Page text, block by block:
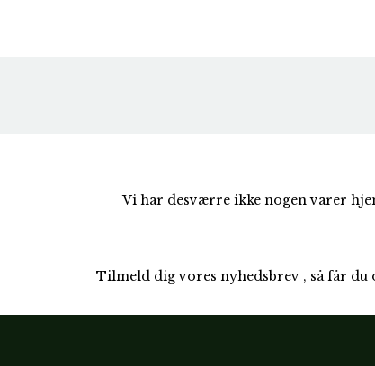
Vi har desværre ikke nogen varer
Tilmeld dig vores nyhedsbrev , så får